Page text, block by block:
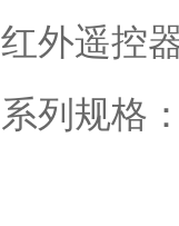
红外遥控
系列规格